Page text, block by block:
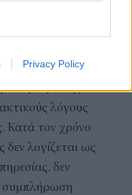
Privacy Policy
υπό την έννοια
14 του ν. 4270/2014
άλλης γενικής ή
μέτρο της
λόγους
Κατά τον χρόνο
λογίζεται ως
δεν
συμπλήρωση